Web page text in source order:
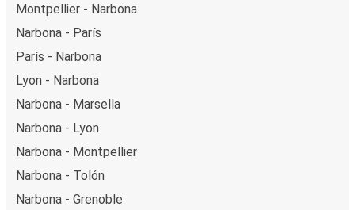
Montpellier - Narbona
Narbona - París
París - Narbona
Lyon - Narbona
Narbona - Marsella
Narbona - Lyon
Narbona - Montpellier
Narbona - Tolón
Narbona - Grenoble